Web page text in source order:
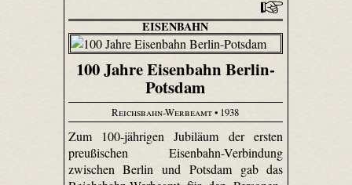
EISENBAHN
100 Jahre Eisenbahn Berlin-
Potsdam
Reichsbahn-Werbeamt• 1938
Zum 100-jährigen Jubiläum der ersten
preußischen Eisenbahn-Verbindung
zwischen Berlin und Potsdam gab das